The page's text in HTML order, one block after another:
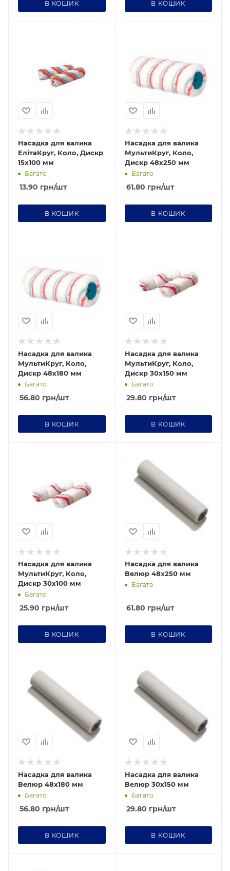
В КОШИК В КОШИК
Насадка для валика
ЕлітаКруг, Коло, Дискр
15х100 мм
Багато
13.90 грн/шт
В КОШИК
Насадка для валика
МультиКруг, Коло,
Дискр 48х250 мм
Багато
61.80 грн/шт
В КОШИК
Насадка для валика
МультиКруг, Коло,
Дискр 48х180 мм
Багато
56.80 грн/шт
В КОШИК
Насадка для валика
МультиКруг, Коло,
Дискр 30х150 мм
Багато
29.80 грн/шт
В КОШИК
Насадка для валика
МультиКруг, Коло,
Дискр 30х100 мм
Багато
25.90 грн/шт
В КОШИК
Насадка для валика
Велюр 48х250 мм
Багато
61.80 грн/шт
В КОШИК
Насадка для валика
Велюр 48х180 мм
Багато
56.80 грн/шт
В КОШИК
Насадка для валика
Велюр 30х150 мм
Багато
29.80 грн/шт
В КОШИК